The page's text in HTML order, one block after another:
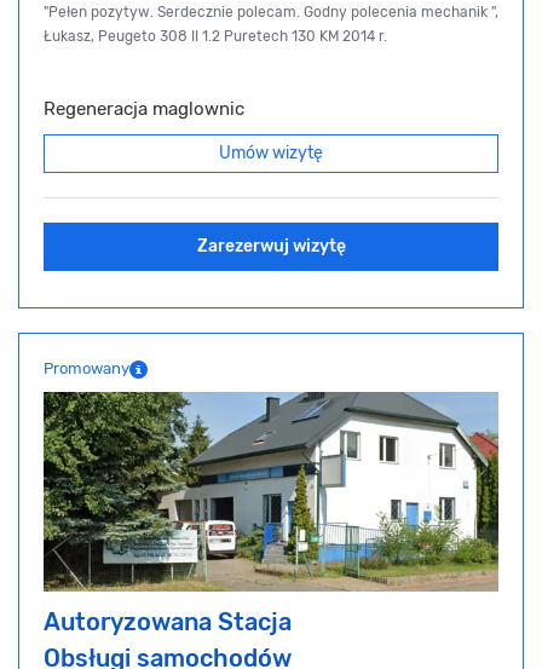
"Pełen pozytyw. Serdecznie polecam. Godny polecenia mechanik ",
Łukasz, Peugeto 308 II 1.2 Puretech 130 KM 2014 r.
Regeneracja maglownic
Umów wizytę
Zarezerwuj wizytę
Promowany
Autoryzowana Stacja
Obsługi samochodów